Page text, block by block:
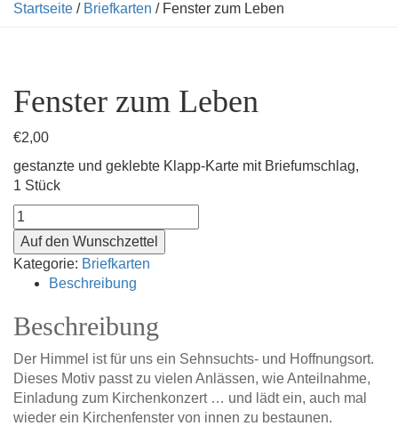
Startseite / Briefkarten / Fenster zum Leben
Fenster zum Leben
€2,00
gestanzte und geklebte Klapp-Karte mit Briefumschlag,
1 Stück
Fenster
zum
Leben
Menge
Auf den Wunschzettel
Kategorie: Briefkarten
Beschreibung
Beschreibung
Der Himmel ist für uns ein Sehnsuchts- und Hoffnungsort.
Dieses Motiv passt zu vielen Anlässen, wie Anteilnahme,
Einladung zum Kirchenkonzert … und lädt ein, auch mal
wieder ein Kirchenfenster von innen zu bestaunen.